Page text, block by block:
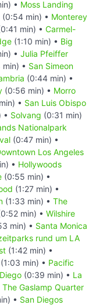
• Moss Landing
(0:54 min) • Monterey
min) • Carmel-
(1:10 min) • Big
• Julia Pfeiffer
• San Simeon
(0:44 min) •
(0:56 min) • Morro
• San Luis Obispo
• Solvang (0:31 min)
Nationalpark
(0:47 min) •
Los Angeles
• Hollywoods
(0:55 min) •
(1:27 min) •
(1:33 min) • The
min) • Wilshire
min) • Santa Monica
rund um LA
(1:42 min) •
(1:03 min) • Pacific
(0:39 min) • La
Gaslamp Quarter
• San Diegos